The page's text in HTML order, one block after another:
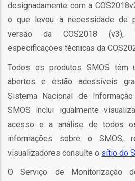
designadamente com a
o que levou à necessidade de
versão da COS2018 (v3),
especificações técnicas da
Todos os produtos SMOS têm
abertos e estão acessíveis
Sistema Nacional de
SMOS inclui igualmente
acesso e a análise de todos
informações sobre o SMOS,
visualizadores consulte o sítio do
O Serviço de Monitorização